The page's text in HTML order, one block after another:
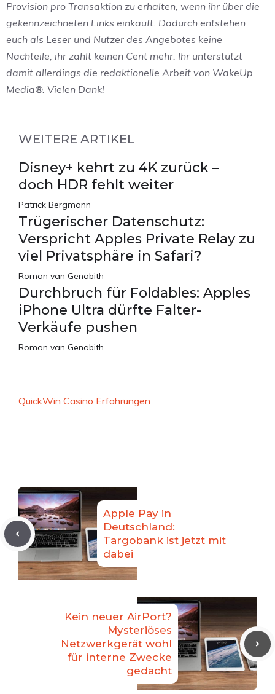
Provision pro Transaktion zu erhalten, wenn ihr über die
gekennzeichneten Links einkauft. Dadurch entstehen
euch als Leser und Nutzer des Angebotes keine
Nachteile, ihr zahlt keinen Cent mehr. Ihr unterstützt
damit allerdings die redaktionelle Arbeit von WakeUp
Media®. Vielen Dank!
WEITERE ARTIKEL
Disney+ kehrt zu 4K zurück –
doch HDR fehlt weiter
Patrick Bergmann
Trügerischer Datenschutz:
Verspricht Apples Private Relay zu
viel Privatsphäre in Safari?
Roman van Genabith
Durchbruch für Foldables: Apples
iPhone Ultra dürfte Falter-
Verkäufe pushen
Roman van Genabith
QuickWin Casino Erfahrungen
Apple Pay in
Deutschland:
Targobank ist jetzt mit
dabei
Kein neuer AirPort?
Mysteriöses
Netzwerkgerät wohl
für interne Zwecke
gedacht